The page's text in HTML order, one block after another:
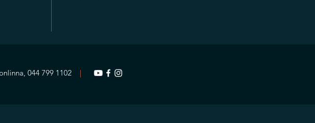
044 799 1102 |